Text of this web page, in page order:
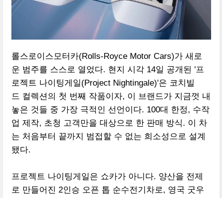
롤스로이스모터카(Rolls-Royce Motor Cars)가 새로
운 범주를 스스로 열었다. 현지 시각 14일 공개된 '프
로젝트 나이팅게일(Project Nightingale)'은 코치빌
드 컬렉션의 첫 번째 작품이자, 이 브랜드가 지금껏 내
놓은 것들 중 가장 극적인 선언이다. 100대 한정, 수작
업 제작, 초청 고객만을 대상으로 한 판매 방식. 이 차
는 처음부터 끝까지 범접할 수 없는 희소성으로 설계
됐다.
프로젝트 나이팅게일은 쇼카가 아니다. 양산을 전제
로 만들어진 2인승 오픈 톱 순수전기차로, 영국 굿우